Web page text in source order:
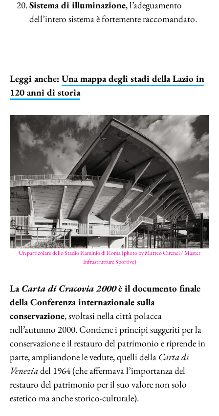
Sistema di illuminazione, l’adeguamento
dell’intero sistema è fortemente raccomandato.
Leggi anche: Una mappa degli stadi della Lazio in
120 anni di storia
Un particolare dello Stadio Flaminio di Roma (photo by Matteo Cirenei / Master
Infrastrutture Sportive)
La Carta di Cracovia 2000è il documento finale
della Conferenza internazionale sulla
conservazione, svoltasi nella città polacca
nell’autunno 2000. Contiene i principi suggeriti per la
conservazione e il restauro del patrimonio e riprende in
parte, ampliandone le vedute, quelli della Carta di
Veneziadel 1964 (che affermava l’importanza del
restauro del patrimonio per il suo valore non solo
estetico ma anche storico-culturale).